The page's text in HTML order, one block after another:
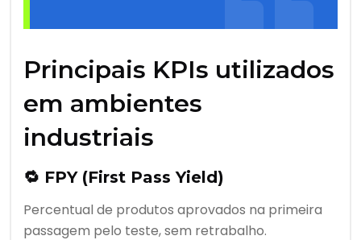
Principais KPIs utilizados
em ambientes
industriais
🔁 FPY (First Pass Yield)
Percentual de produtos aprovados na primeira
passagem pelo teste, sem retrabalho.